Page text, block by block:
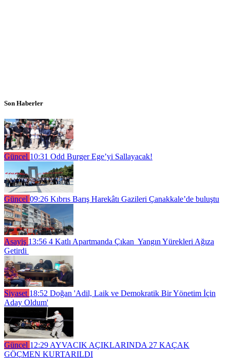
Son Haberler
Güncel 10:31 Odd Burger Ege’yi Sallayacak!
Güncel 09:26 Kıbrıs Barış Harekâtı Gazileri Çanakkale’de buluştu
Asayiş 13:56 4 Katlı Apartmanda Çıkan Yangın Yürekleri Ağıza
Getirdi
Siyaset 18:52 Doğan 'Adil, Laik ve Demokratik Bir Yönetim İçin
Aday Oldum'
Güncel 12:29 AYVACIK AÇIKLARINDA 27 KAÇAK
GÖÇMEN KURTARILDI